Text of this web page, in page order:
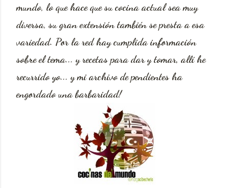
mundo, lo que hace que su cocina actual sea muy
diversa, su gran extensión también se presta a esa
variedad. Por la red hay cumplida información
sobre el tema... y recetas para dar y tomar, allí he
recurrido yo... y mi archivo de pendientes ha
engordado una barbaridad!